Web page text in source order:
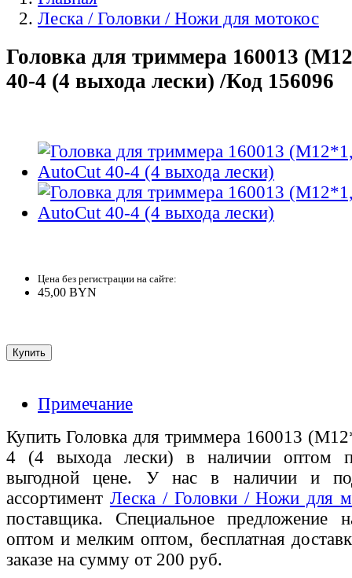
Леска / Головки / Ножи для мотокос
Головка для триммера 160013
40-4 (4 выхода лески) /Код 156096
Цена без регистрации на сайте:
45,00 BYN
Примечание
Купить Головка для триммера 160013
4 (4 выхода лески) в наличии оптом
выгодной цене. У нас в наличии и
ассортимент Леска / Головки / Ножи для
поставщика. Специальное предложение
оптом и мелким оптом, бесплатная
заказе на сумму от 200 руб.